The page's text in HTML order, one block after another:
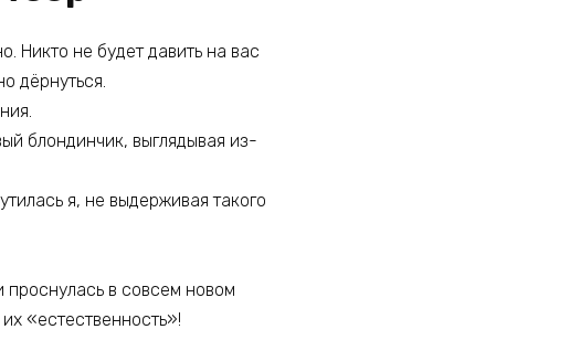
Никто не будет давить на вас
дёрнуться.
блондинчик, выглядывая из-
я, не выдерживая такого
проснулась в совсем новом
«естественность»!